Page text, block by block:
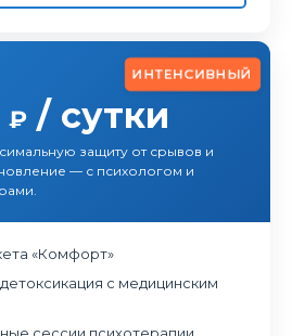
ИНТЕНСИВНЫЙ
₽ / сутки
защиту от срывов и
— с психологом и
«Комфорт»
с медицинским